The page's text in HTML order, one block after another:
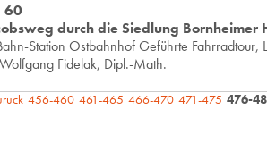
60
durch die Siedlung Bornheimer
Sta­ti­on Ost­bahn­hof Ge­führ­te Fahr­rad­tour,
Fi­delak, Dipl.-Math.
456-460 461-465 466-470 471-475 476-